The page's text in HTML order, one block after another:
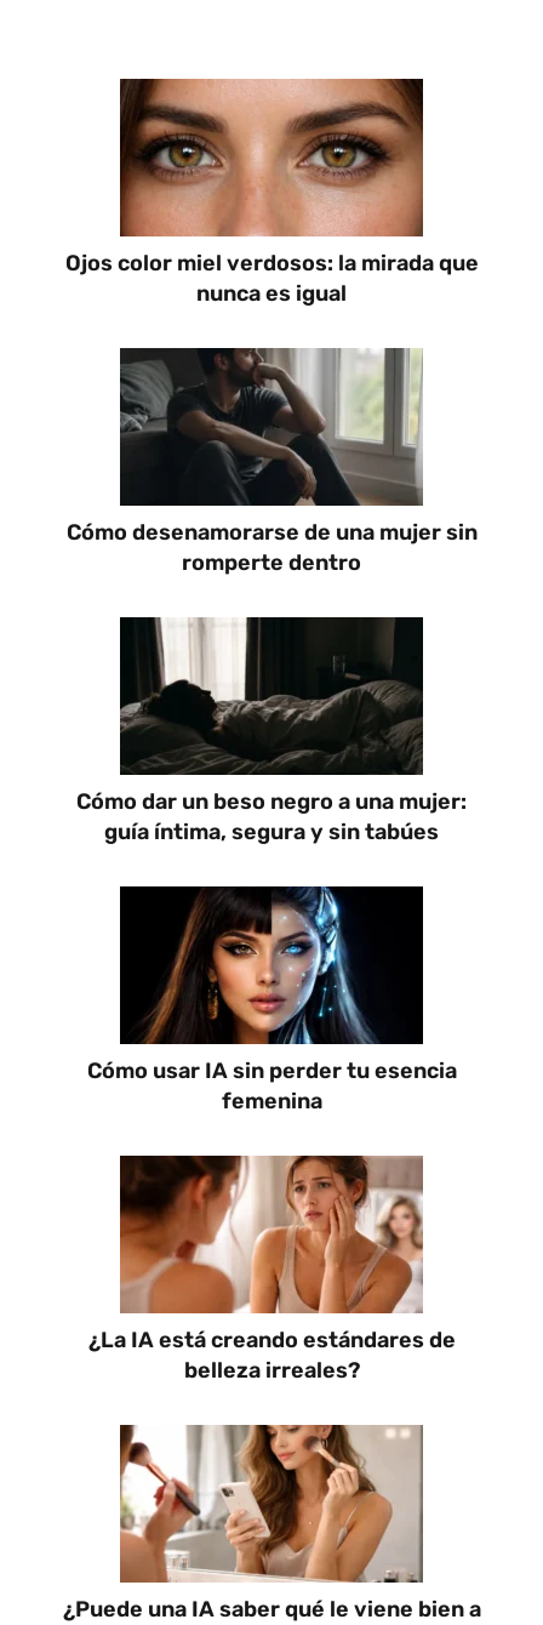
Ojos color miel verdosos: la mirada que
nunca es igual
Cómo desenamorarse de una mujer sin
romperte dentro
Cómo dar un beso negro a una mujer:
guía íntima, segura y sin tabúes
Cómo usar IA sin perder tu esencia
femenina
¿La IA está creando estándares de
belleza irreales?
¿Puede una IA saber qué le viene bien a